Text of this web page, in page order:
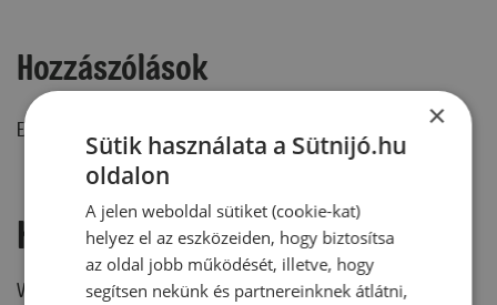
Hozzászólások
Ehhez a recepthez még nem érkezett hozzászólás.
Hozzászólás írása
Vélemény írásához, kérjük,jelentkezz be!
×
Sütik használata a Sütnijó.hu
oldalon
A jelen weboldal sütiket (cookie-kat)
helyez el az eszközeiden, hogy biztosítsa
az oldal jobb működését, illetve, hogy
segítsen nekünk és partnereinknek átlátni,